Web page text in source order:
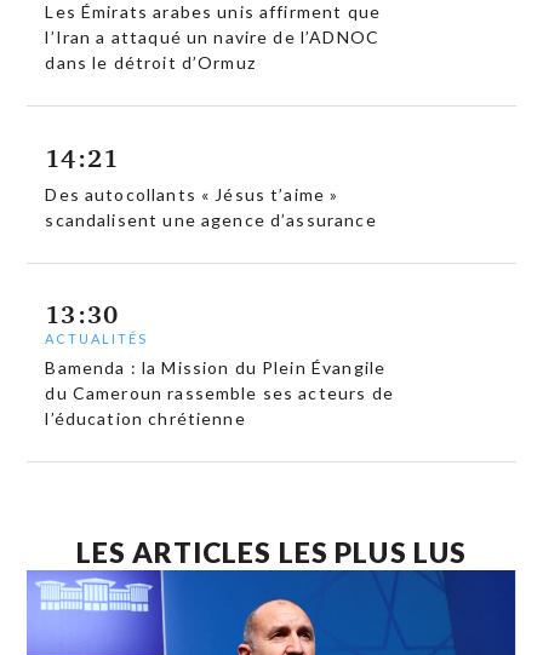
Les Émirats arabes unis affirment que
l’Iran a attaqué un navire de l’ADNOC
dans le détroit d’Ormuz
14:21
Des autocollants « Jésus t’aime »
scandalisent une agence d’assurance
13:30
ACTUALITÉS
Bamenda : la Mission du Plein Évangile
du Cameroun rassemble ses acteurs de
l’éducation chrétienne
LES ARTICLES LES PLUS LUS